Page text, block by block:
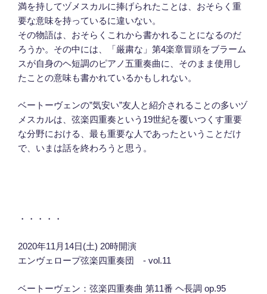
満を持してヅメスカルに捧げられたことは、おそらく重
要な意味を持っているに違いない。
その物語は、おそらくこれから書かれることになるのだ
ろうか。その中には、「厳粛な」第4楽章冒頭をブラーム
スが自身のヘ短調のピアノ五重奏曲に、そのまま使用し
たことの意味も書かれているかもしれない。
ベートーヴェンの”気安い”友人と紹介されることの多いヅ
メスカルは、弦楽四重奏という19世紀を覆いつくす重要
な分野における、最も重要な人であったということだけ
で、いまは話を終わろうと思う。
・・・・・
2020年11月14日(土) 20時開演
エンヴェロープ弦楽四重奏団 - vol.11
ベートーヴェン：弦楽四重奏曲 第11番 ヘ長調 op.95